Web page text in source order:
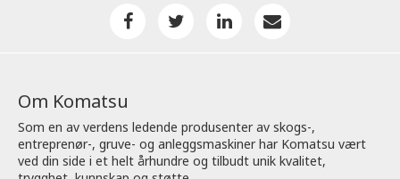
Om Komatsu
Som en av verdens ledende produsenter av skogs-,
entreprenør-, gruve- og anleggsmaskiner har Komatsu vært
ved din side i et helt århundre og tilbudt unik kvalitet,